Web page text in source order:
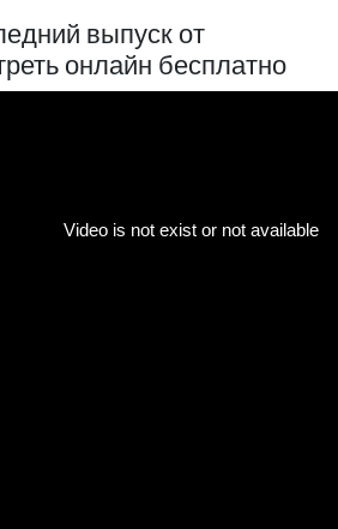
выпуск от
онлайн бесплатно